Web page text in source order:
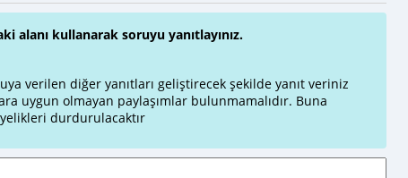
alanı kullanarak soruyu yanıtlayınız.
verilen diğer yanıtları geliştirecek şekilde yanıt veriniz
uygun olmayan paylaşımlar bulunmamalıdır. Buna
durdurulacaktır